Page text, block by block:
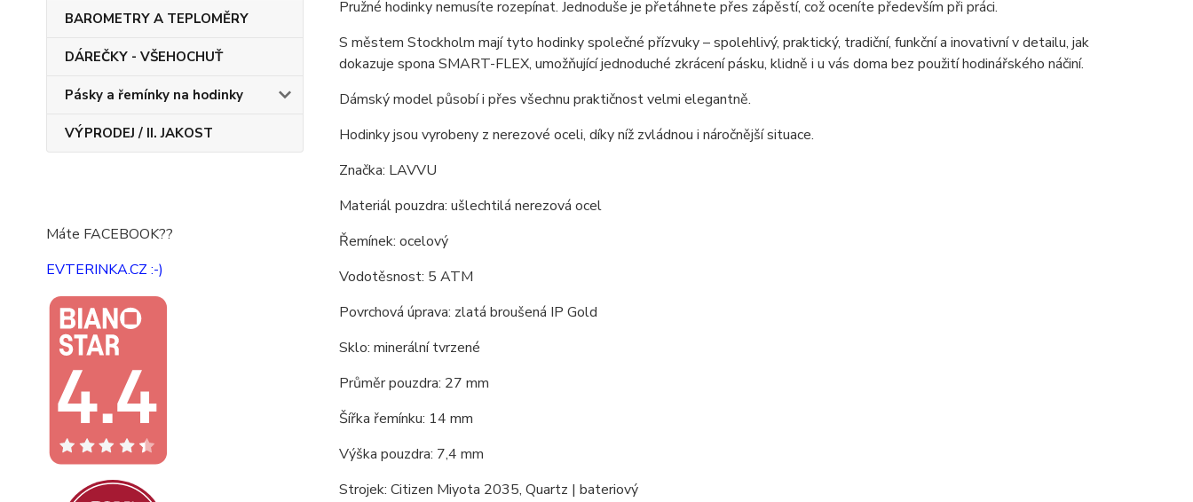
BAROMETRY A TEPLOMĚRY
DÁREČKY - VŠEHOCHUŤ
Pásky a řemínky na hodinky
VÝPRODEJ / II. JAKOST
Máte FACEBOOK??
EVTERINKA.CZ :-)
Pružné hodinky nemusíte rozepínat. Jednoduše je přetáhnete přes zápěstí, což oceníte především při práci.
S městem Stockholm mají tyto hodinky společné přízvuky – spolehlivý, praktický, tradiční, funkční a inovativní v detailu, jak
dokazuje spona SMART-FLEX, umožňující jednoduché zkrácení pásku, klidně i u vás doma bez použití hodinářského náčiní.
Dámský model působí i přes všechnu praktičnost velmi elegantně.
Hodinky jsou vyrobeny z nerezové oceli, díky níž zvládnou i náročnější situace.
Značka: LAVVU
Materiál pouzdra: ušlechtilá nerezová ocel
Řemínek: ocelový
Vodotěsnost: 5 ATM
Povrchová úprava: zlatá broušená IP Gold
Sklo: minerální tvrzené
Průměr pouzdra: 27 mm
Šířka řemínku: 14 mm
Výška pouzdra: 7,4 mm
Strojek: Citizen Miyota 2035, Quartz | bateriový